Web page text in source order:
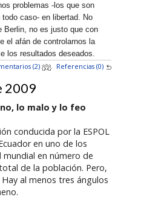
problemas -los que son
caso- en libertad. No
Berlin, no es justo que con
el afán de controlarnos la
los resultados deseados.
(2) Referencias (0)
2009
lo malo y lo feo
conducida por la ESPOL
en uno de los
mundial en número de
de la población. Pero,
al menos tres ángulos